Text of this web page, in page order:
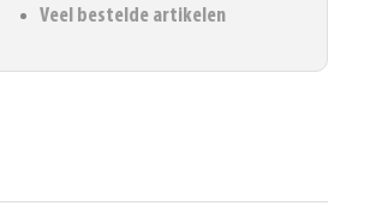
Veel bestelde artikelen